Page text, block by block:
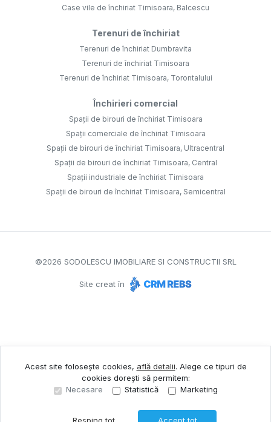
Case vile de închiriat Timisoara, Balcescu
Terenuri de închiriat
Terenuri de închiriat Dumbravita
Terenuri de închiriat Timisoara
Terenuri de închiriat Timisoara, Torontalului
Închirieri comercial
Spații de birouri de închiriat Timisoara
Spații comerciale de închiriat Timisoara
Spații de birouri de închiriat Timisoara, Ultracentral
Spații de birouri de închiriat Timisoara, Central
Spații industriale de închiriat Timisoara
Spații de birouri de închiriat Timisoara, Semicentral
©2026 SODOLESCU IMOBILIARE SI CONSTRUCTII SRL
Site creat în
Acest site folosește cookies, află detalii. Alege ce tipuri de
cookies dorești să permitem:
Necesare
Statistică Marketing
Resping tot